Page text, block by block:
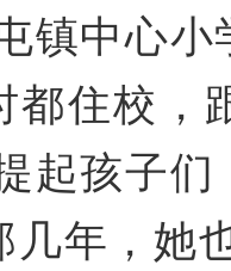
镇中心
都住校，
起孩子
几年，她